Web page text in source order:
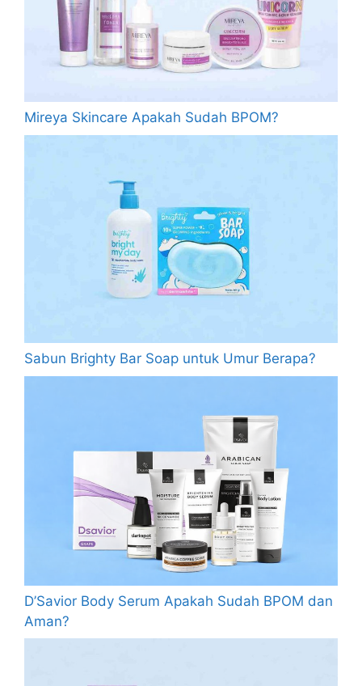
Mireya Skincare Apakah Sudah BPOM?
Sabun Brighty Bar Soap untuk Umur Berapa?
D’Savior Body Serum Apakah Sudah BPOM dan
Aman?